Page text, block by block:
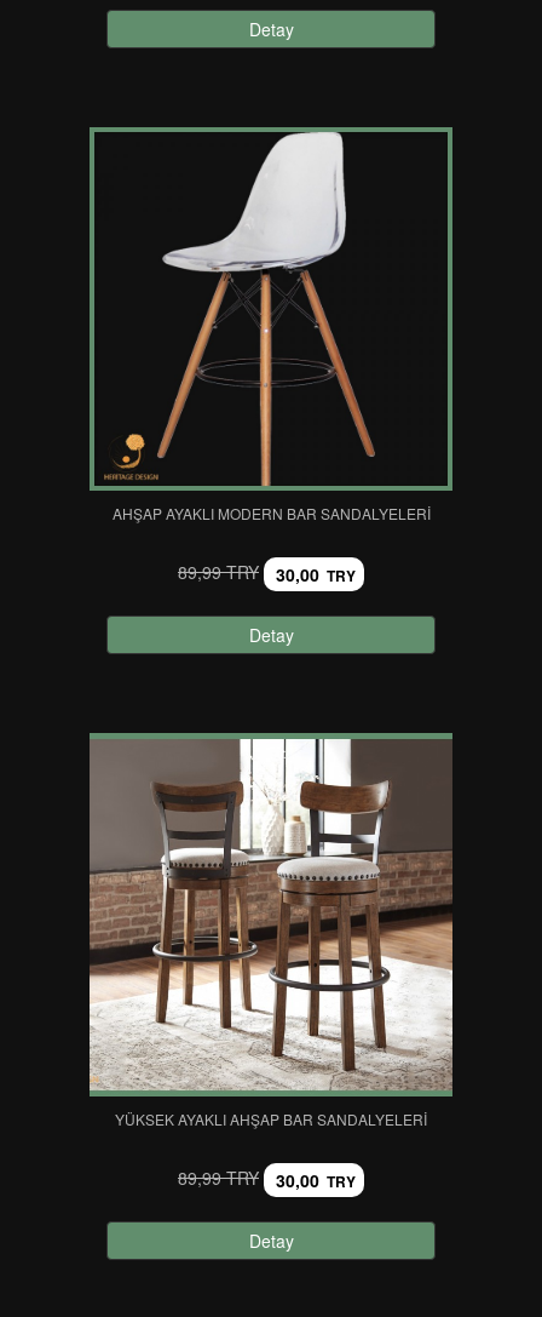
Detay
AHŞAP AYAKLI MODERN BAR SANDALYELERI
89,99 TRY 30,00 TRY
Detay
YÜKSEK AYAKLI AHŞAP BAR SANDALYELERI
89,99 TRY 30,00 TRY
Detay